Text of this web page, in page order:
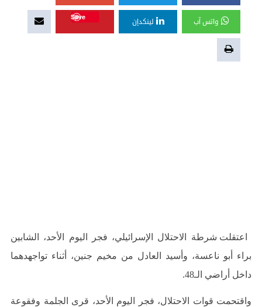
واتس آب لينكدإن
Save
اعتقلت شرطة الاحتلال الإسرائيلي، فجر اليوم الأحد، الشابين
براء أبو ناعسة، وأسيد العادل من مخيم جنين، أثناء تواجهدهما
داخل أراضي الـ48.
واقتحمت قوات الاحتلال، فجر اليوم الأحد، قرى الجلمة وفقوعة